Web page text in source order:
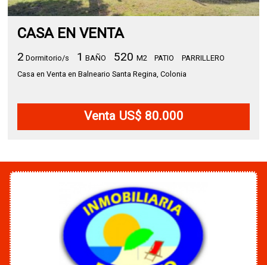
CASA EN VENTA
2 Dormitorio/s 1 BAÑO 520 M2 PATIO
PARRILLERO
Casa en Venta en Balneario Santa Regina, Colonia
Venta US$ 80.000